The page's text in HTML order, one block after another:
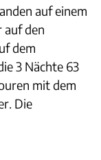
auf einem
auf den
dem
3 Nächte 63
mit dem
Die